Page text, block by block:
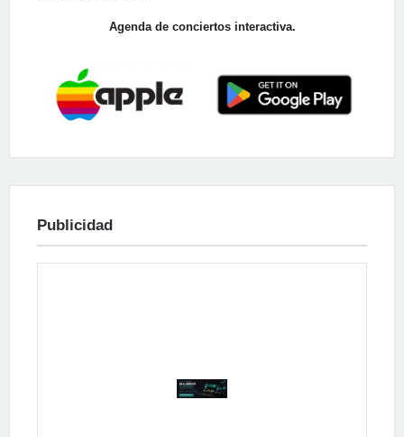
Agenda de conciertos interactiva.
Publicidad
Publicidad